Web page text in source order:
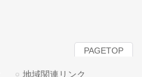
PAGETOP
地域関連リンク